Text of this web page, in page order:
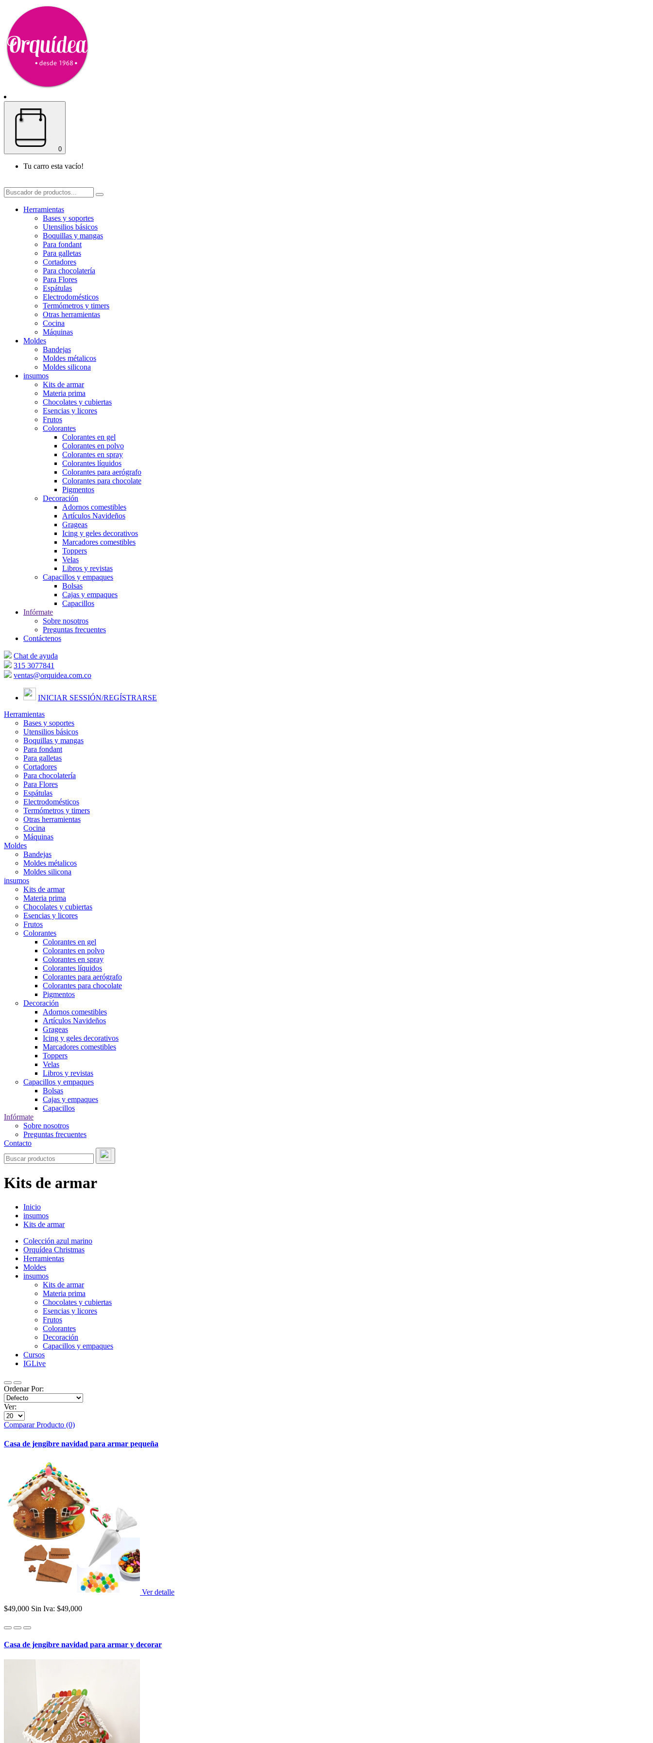
0
Tu carro esta vacío!
Herramientas
Bases y soportes
Utensilios básicos
Boquillas y mangas
Para fondant
Para galletas
Cortadores
Para chocolatería
Para Flores
Espátulas
Electrodomésticos
Termómetros y timers
Otras herramientas
Cocina
Máquinas
Moldes
Bandejas
Moldes métalicos
Moldes silicona
insumos
Kits de armar
Materia prima
Chocolates y cubiertas
Esencias y licores
Frutos
Colorantes
Colorantes en gel
Colorantes en polvo
Colorantes en spray
Colorantes líquidos
Colorantes para aerógrafo
Colorantes para chocolate
Pigmentos
Decoración
Adornos comestibles
Artículos Navideños
Grageas
Icing y geles decorativos
Marcadores comestibles
Toppers
Velas
Libros y revistas
Capacillos y empaques
Bolsas
Cajas y empaques
Capacillos
Infórmate
Sobre nosotros
Preguntas frecuentes
Contáctenos
Chat de ayuda
315 3077841
ventas@orquidea.com.co
INICIAR SESSIÓN/REGÍSTRARSE
Herramientas
Bases y soportes
Utensilios básicos
Boquillas y mangas
Para fondant
Para galletas
Cortadores
Para chocolatería
Para Flores
Espátulas
Electrodomésticos
Termómetros y timers
Otras herramientas
Cocina
Máquinas
Moldes
Bandejas
Moldes métalicos
Moldes silicona
insumos
Kits de armar
Materia prima
Chocolates y cubiertas
Esencias y licores
Frutos
Colorantes
Colorantes en gel
Colorantes en polvo
Colorantes en spray
Colorantes líquidos
Colorantes para aerógrafo
Colorantes para chocolate
Pigmentos
Decoración
Adornos comestibles
Artículos Navideños
Grageas
Icing y geles decorativos
Marcadores comestibles
Toppers
Velas
Libros y revistas
Capacillos y empaques
Bolsas
Cajas y empaques
Capacillos
Infórmate
Sobre nosotros
Preguntas frecuentes
Contacto
Kits de armar
Inicio
insumos
Kits de armar
Colección azul marino
Orquídea Christmas
Herramientas
Moldes
insumos
Kits de armar
Materia prima
Chocolates y cubiertas
Esencias y licores
Frutos
Colorantes
Decoración
Capacillos y empaques
Cursos
IGLive
Ordenar Por:
Ver:
Comparar Producto (0)
Casa de jengibre navidad para armar pequeña
Ver detalle
$49,000 Sin Iva: $49,000
Casa de jengibre navidad para armar y decorar